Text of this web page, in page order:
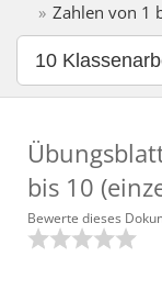
Zahlen von 1
10
bis 10
Bewerte dieses